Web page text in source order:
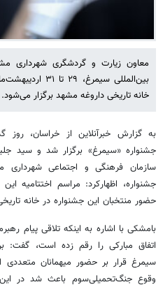
معاون زیارت و گردشگری شهرداری
بین‌المللی
خانه تاریخی داروغه مشهد برگزار می‌شود.
به گزارش خبرآنلاین از خراسان،
جشنواره «سیمرغ» برگزار شد و سید
سازمان فرهنگی و اجتماعی شهرداری
حضور منتخبان این جشنواره در خانه
بامشکی با اشاره به اینکه تلاقی پیام
اتفاق مبارکی را رقم زده است، گفت:
سیمرغ قرار بر حضور میهمانان متعددی
وقوع جنگ‌تحمیلی‌سوم باعث شد در